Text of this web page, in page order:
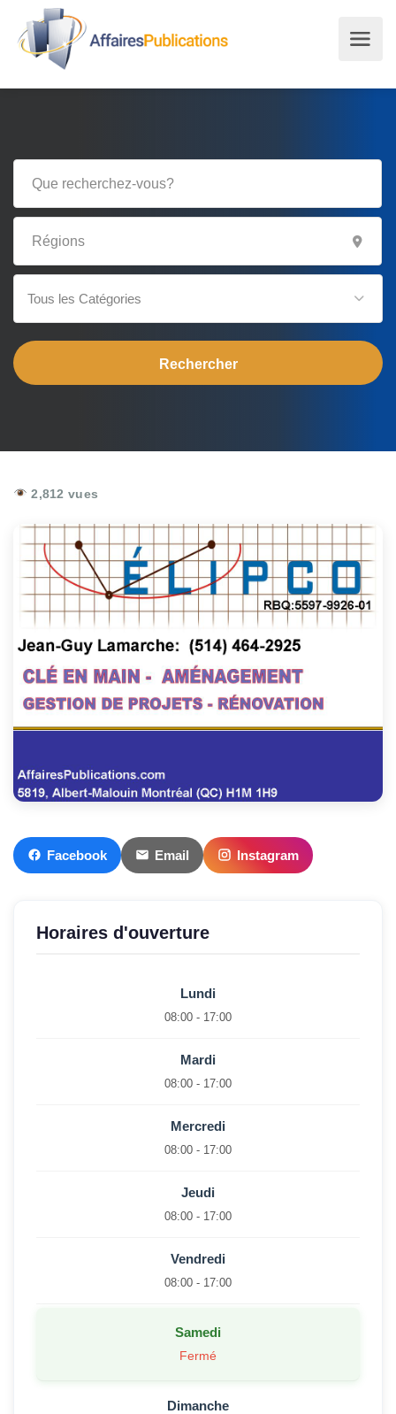
Tous les Catégories
2,812 vues
Facebook Email Instagram
Horaires d'ouverture
Lundi
08:00 - 17:00
Mardi
08:00 - 17:00
Mercredi
08:00 - 17:00
Jeudi
08:00 - 17:00
Vendredi
08:00 - 17:00
Samedi
Fermé
Dimanche